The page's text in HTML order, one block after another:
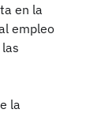
en la
empleo
la